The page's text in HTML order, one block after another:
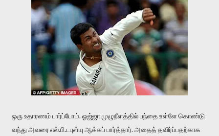
ஒரு உதாரணம் பார்ப்போம். ஓஜ்ஜா முழுநீளத்தில் பந்தை உள்ளே கொண்டு
வந்து அவரை எல்.பி.டபுள்யு ஆக்கப் பார்த்தார். அதைத் தவிர்ப்பதற்காக